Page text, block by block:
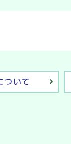
ついて